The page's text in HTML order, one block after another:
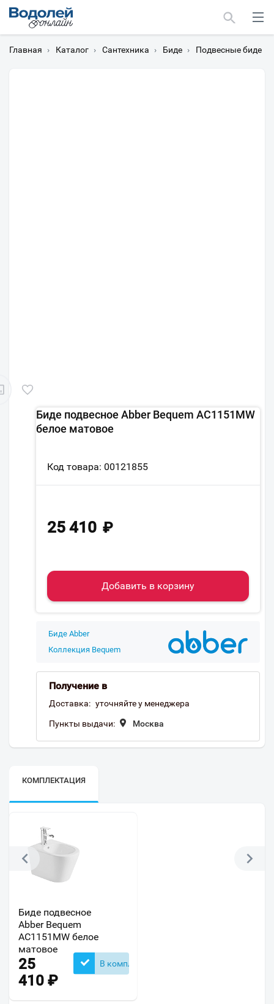
Главная › Каталог › Сантехника › Биде › Подвесные биде
Биде подвесное Abber Bequem AC1151MW
белое матовое
Код товара: 00121855
25 410 ₽
Добавить в корзину
Биде Abber
Коллекция Bequem
Получение в
Доставка: уточняйте у менеджера
Пункты выдачи: Москва
КОМПЛЕКТАЦИЯ
Биде подвесное
Abber Bequem
AC1151MW белое
матовое
25
410 ₽
В комплекте